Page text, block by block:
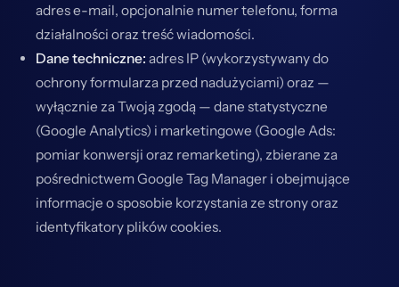
adres e-mail, opcjonalnie numer telefonu, forma
działalności oraz treść wiadomości.
Dane techniczne: adres IP (wykorzystywany do
ochrony formularza przed nadużyciami) oraz —
wyłącznie za Twoją zgodą — dane statystyczne
(Google Analytics) i marketingowe (Google Ads:
pomiar konwersji oraz remarketing), zbierane za
pośrednictwem Google Tag Manager i obejmujące
informacje o sposobie korzystania ze strony oraz
identyfikatory plików cookies.